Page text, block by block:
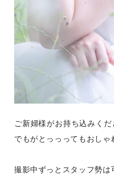
ご新婦様がお持ち込みく
でもがとっっってもおしゃ
撮影中ずっとスタッフ勢